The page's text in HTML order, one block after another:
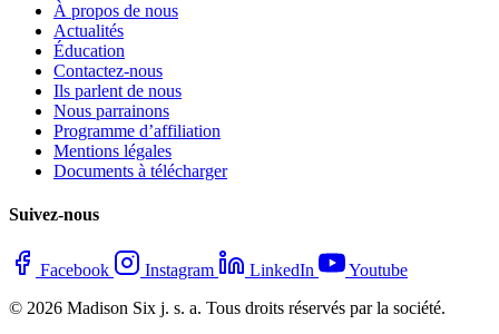
À propos de nous
Actualités
Éducation
Contactez-nous
Ils parlent de nous
Nous parrainons
Programme d’affiliation
Mentions légales
Documents à télécharger
Suivez-nous
Facebook Instagram LinkedIn
Youtube
© 2026 Madison Six j. s. a. Tous droits réservés par la société.